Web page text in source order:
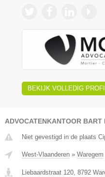
BEKIJK VOLLEDIG
ADVOCATENKANTOOR BART
Niet gevestigd in de plaats
West-Vlaanderen » Waregem
Liebaardstraat 120, 8792